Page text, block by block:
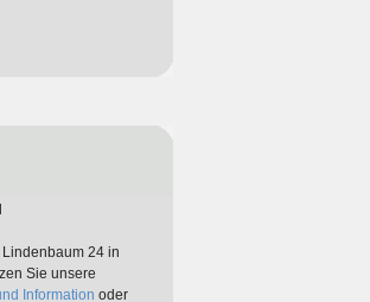
24 in
Sie unsere
Information oder